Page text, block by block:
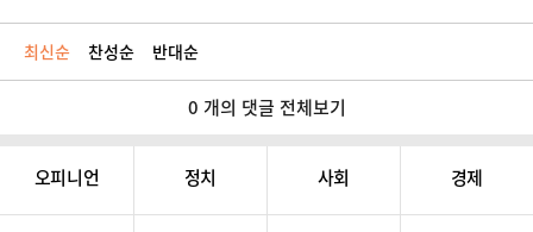
최신순 찬성순 반대순
0 개의 댓글 전체보기
오피니언 정치 사회 경제